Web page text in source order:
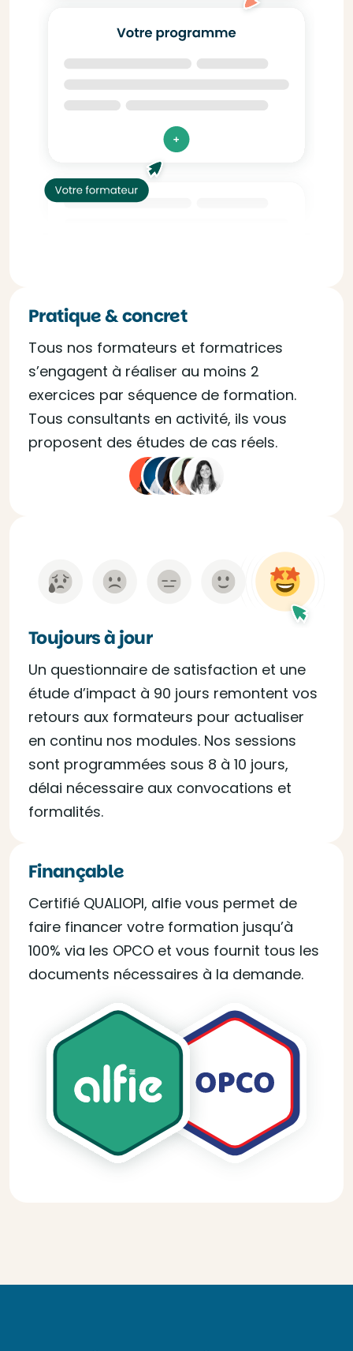
Pratique & concret
Tous nos formateurs et formatrices
s’engagent à réaliser au moins 2
exercices par séquence de formation.
Tous consultants en activité, ils vous
proposent des études de cas réels.
Toujours à jour
Un questionnaire de satisfaction et une
étude d’impact à 90 jours remontent vos
retours aux formateurs pour actualiser
en continu nos modules. Nos sessions
sont programmées sous 8 à 10 jours,
délai nécessaire aux convocations et
formalités.
Finançable
Certifié QUALIOPI, alfie vous permet de
faire financer votre formation jusqu’à
100% via les OPCO et vous fournit tous les
documents nécessaires à la demande.